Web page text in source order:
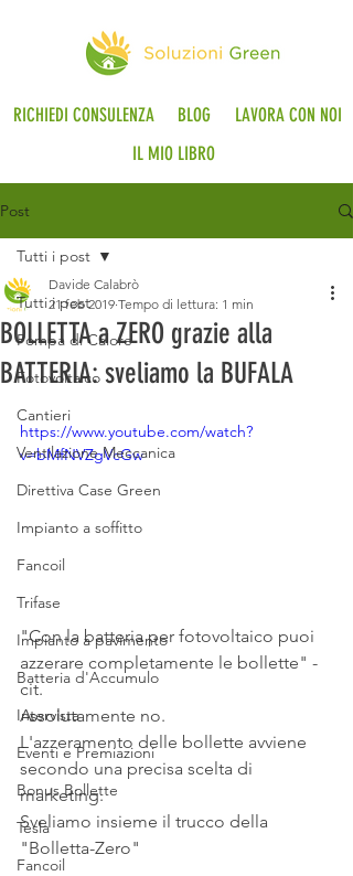
RICHIEDI CONSULENZA BLOG
LAVORA CON NOI
IL MIO LIBRO
Post
Tutti i post
Pompa di Calore
Fotovoltaico
Cantieri
Ventilazione Meccanica
Direttiva Case Green
Impianto a soffitto
Fancoil
Trifase
Impianto a pavimento
Batteria d'Accumulo
Intervista
Eventi e Premiazioni
Bonus Bollette
Tesla
Fancoil
Tutti i post
BOLLETTA a ZERO grazie alla
BATTERIA: sveliamo la BUFALA
Davide Calabrò
21 feb 2019 Tempo di lettura: 1 min
https://www.youtube.com/watch?
v=bMfNVZgVcGw
"Con la batteria per fotovoltaico puoi
azzerare completamente le bollette" -
cit.
Assolutamente no.
L'azzeramento delle bollette avviene
secondo una precisa scelta di
marketing.
Sveliamo insieme il trucco della
"Bolletta-Zero"